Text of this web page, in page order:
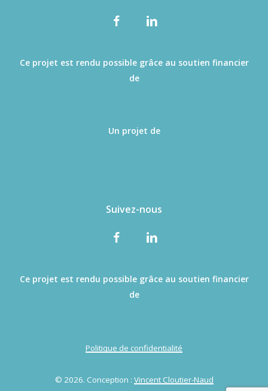
Ce projet est rendu possible grâce au soutien financier
de
Un projet de
Suivez-nous
Ce projet est rendu possible grâce au soutien financier
de
Politique de confidentialité
© 2026. Conception : Vincent Cloutier-Naud